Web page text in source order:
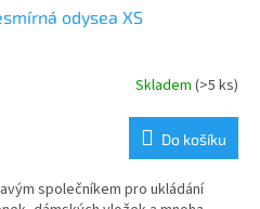
odysea XS
Skladem (>5 ks)
Do košíku
společníkem pro ukládání